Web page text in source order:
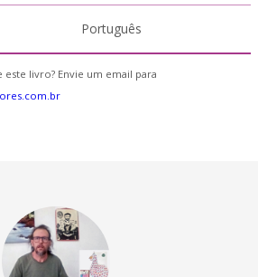
Português
livro? Envie um email para